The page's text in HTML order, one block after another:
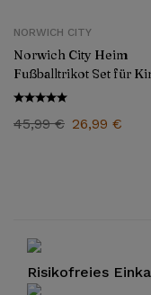
NORWICH CITY
Norwich City Heim
Fußballtrikot Set für
2025/26 – Fan Version
45,99€ 26,99 €
Risikofreies